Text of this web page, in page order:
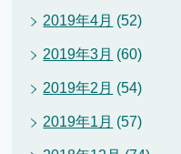
2019年4月 (52)
2019年3月 (60)
2019年2月 (54)
2019年1月 (57)